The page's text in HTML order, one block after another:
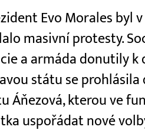
Evo Morales byl
masivní protesty.
a armáda donutily k
státu se prohlásila
Áňezová, kterou ve
uspořádat nové